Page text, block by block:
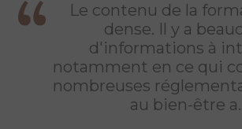
Le contenu de la
dense. Il y a
d'informations à
notamment en ce qui
nombreuses
au bien-être